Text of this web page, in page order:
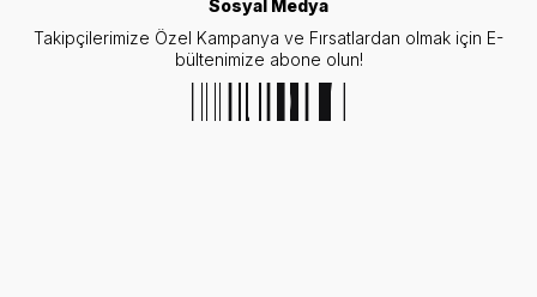
Sosyal Medya
Takipçilerimize Özel Kampanya ve Fırsatlardan olmak için E-
bültenimize abone olun!